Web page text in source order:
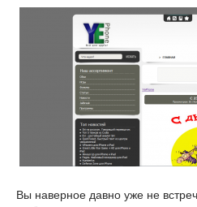
Вы наверное давно уже не